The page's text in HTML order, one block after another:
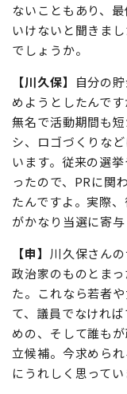
ないこともあり、
いけないと聞きま
でしょうか。
【川久保】
自分の
めようとしたんで
無名で活動期間も
シ、ロゴづくりな
います。従来の選
ったので、PRに関
たんですよ。実際
がかなり当選に寄
【申】 川久保さん
政治家のものとま
た。これなら若者
て、議員でなけれ
めの、そして誰も
立候補。今求めら
にうれしく思ってい